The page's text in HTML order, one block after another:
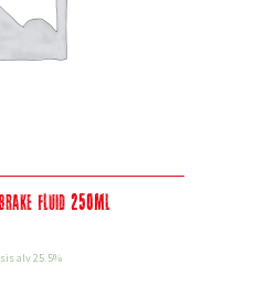
Fluid 250Ml
sis alv 25.5%